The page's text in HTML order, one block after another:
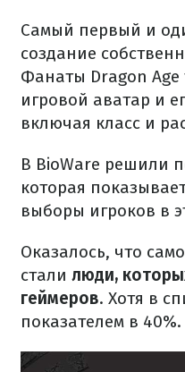
Самый первый и
создание
Фанаты Dragon
игровой аватар и
включая класс и
В BioWare решили
которая
выборы игроков в
Оказалось, что
стали люди,
геймеров. Хотя в
показателем в 40%.